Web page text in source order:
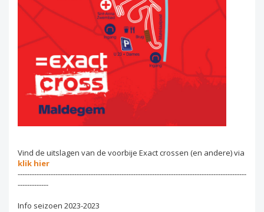
Vind de uitslagen van de voorbije Exact crossen (en andere) via
klik hier
-------------------------------------------------------------------------------------------------
-------------
Info seizoen 2023-2023